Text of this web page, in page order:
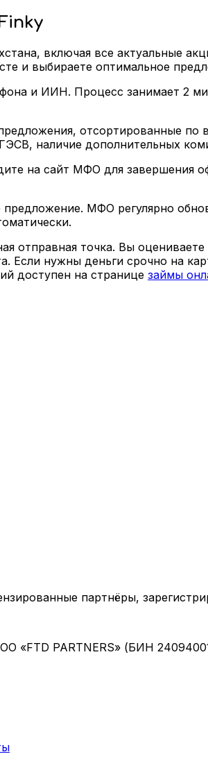
включая все актуальные
и выбираете оптимальное
и ИИН. Процесс занимает 2
отсортированные
наличие дополнительных
на сайт МФО для завершения
МФО регулярно
отправная точка. Вы
Если нужны деньги срочно на
доступен на странице займы
партнёры,
«FTD PARTNERS» (БИН